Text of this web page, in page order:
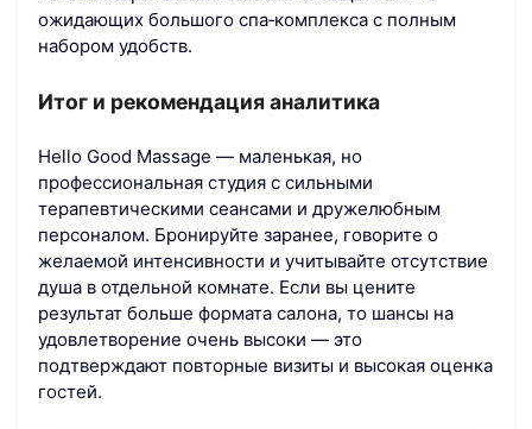
ожидающих большого спа‑комплекса с полным
набором удобств.
Итог и рекомендация аналитика
Hello Good Massage — маленькая, но
профессиональная студия с сильными
терапевтическими сеансами и дружелюбным
персоналом. Бронируйте заранее, говорите о
желаемой интенсивности и учитывайте отсутствие
душа в отдельной комнате. Если вы цените
результат больше формата салона, то шансы на
удовлетворение очень высоки — это
подтверждают повторные визиты и высокая оценка
гостей.